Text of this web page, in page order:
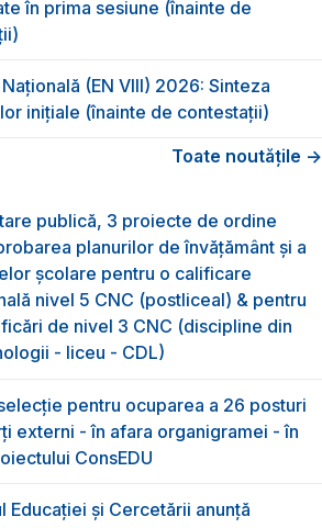
în prima sesiune (înainte de
(EN VIII) 2026: Sinteza
inițiale (înainte de contestații)
Toate noutățile →
publică, 3 proiecte de ordine
planurilor de învățământ și a
școlare pentru o calificare
nivel 5 CNC (postliceal) & pentru
de nivel 3 CNC (discipline din
- liceu - CDL)
pentru ocuparea a 26 posturi
externi - în afara organigramei - în
ConsEDU
Educației și Cercetării anunță